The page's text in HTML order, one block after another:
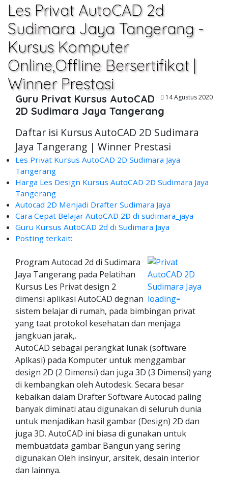
Les Privat AutoCAD 2d
Sudimara Jaya Tangerang -
Kursus Komputer
Online,Offline Bersertifikat |
Winner Prestasi
14 Agustus 2020
Guru Privat Kursus AutoCAD
2D Sudimara Jaya Tangerang
Daftar isi Kursus AutoCAD 2D Sudimara
Jaya Tangerang | Winner Prestasi
Les Privat Kursus AutoCAD 2D Sudimara Jaya
Tangerang
Harga Les Design Kursus AutoCAD 2D Sudimara Jaya
Tangerang
Autocad 2D Menjadi Drafter Sudimara Jaya
Cara Cepat Belajar AutoCAD 2D di sudimara_jaya
Guru Kursus AutoCAD 2d di Sudimara Jaya
Posting terkait:
Program Autocad 2d di Sudimara
Jaya Tangerang pada Pelatihan
Kursus Les Privat design 2
dimensi aplikasi AutoCAD degnan
sistem belajar di rumah, pada bimbingan privat
yang taat protokol kesehatan dan menjaga
jangkuan jarak,.
AutoCAD sebagai perangkat lunak (software
Aplkasi) pada Komputer untuk menggambar
design 2D (2 Dimensi) dan juga 3D (3 Dimensi) yang
di kembangkan oleh Autodesk. Secara besar
kebaikan dalam Drafter Software Autocad paling
banyak diminati atau digunakan di seluruh dunia
untuk menjadikan hasil gambar (Design) 2D dan
juga 3D. AutoCAD ini biasa di gunakan untuk
membuatdata gambar Bangun yang sering
digunakan Oleh insinyur, arsitek, desain interior
dan lainnya.